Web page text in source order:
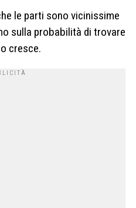
le parti sono vicinissime
sulla probabilità di trovare
cresce.